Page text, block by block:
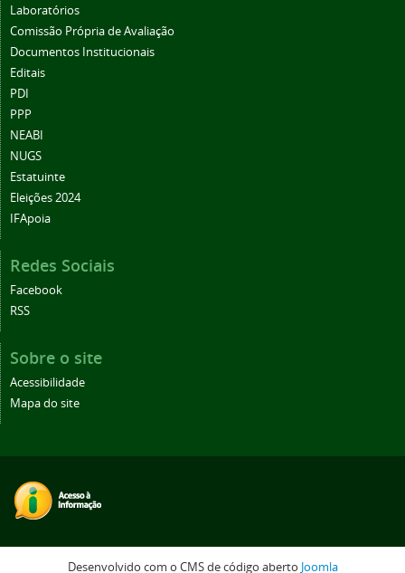
Laboratórios
Comissão Própria de Avaliação
Documentos Institucionais
Editais
PDI
PPP
NEABI
NUGS
Estatuinte
Eleições 2024
IFApoia
Redes Sociais
Facebook
RSS
Sobre o site
Acessibilidade
Mapa do site
Desenvolvido com o CMS de código aberto Joomla